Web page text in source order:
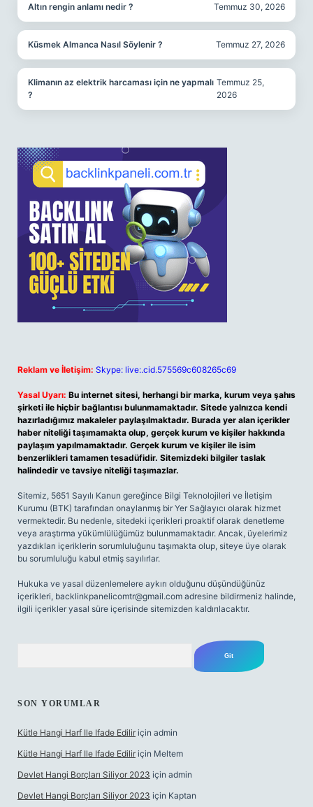
Altın rengin anlamı nedir ? Temmuz 30, 2026
Küsmek Almanca Nasıl Söylenir ? Temmuz 27, 2026
Klimanın az elektrik harcaması için ne yapmalı
?
Temmuz 25,
2026
Reklam ve İletişim: Skype: live:.cid.575569c608265c69
Yasal Uyarı: Bu internet sitesi, herhangi bir marka, kurum veya şahıs
şirketi ile hiçbir bağlantısı bulunmamaktadır. Sitede yalnızca kendi
hazırladığımız makaleler paylaşılmaktadır. Burada yer alan içerikler
haber niteliği taşımamakta olup, gerçek kurum ve kişiler hakkında
paylaşım yapılmamaktadır. Gerçek kurum ve kişiler ile isim
benzerlikleri tamamen tesadüfidir. Sitemizdeki bilgiler taslak
halindedir ve tavsiye niteliği taşımazlar.
Sitemiz, 5651 Sayılı Kanun gereğince Bilgi Teknolojileri ve İletişim
Kurumu (BTK) tarafından onaylanmış bir Yer Sağlayıcı olarak hizmet
vermektedir. Bu nedenle, sitedeki içerikleri proaktif olarak denetleme
veya araştırma yükümlülüğümüz bulunmamaktadır. Ancak, üyelerimiz
yazdıkları içeriklerin sorumluluğunu taşımakta olup, siteye üye olarak
bu sorumluluğu kabul etmiş sayılırlar.
Hukuka ve yasal düzenlemelere aykırı olduğunu düşündüğünüz
içerikleri, backlinkpanelicomtr@gmail.com adresine bildirmeniz halinde,
ilgili içerikler yasal süre içerisinde sitemizden kaldırılacaktır.
SON YORUMLAR
Kütle Hangi Harf Ile Ifade Edilir için admin
Kütle Hangi Harf Ile Ifade Edilir için Meltem
Devlet Hangi Borçları Siliyor 2023 için admin
Devlet Hangi Borçları Siliyor 2023 için Kaptan